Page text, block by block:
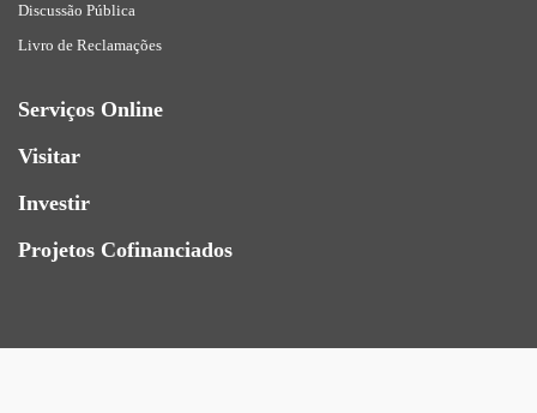
Discussão Pública
Livro de Reclamações
Serviços Online
Visitar
Investir
Projetos Cofinanciados